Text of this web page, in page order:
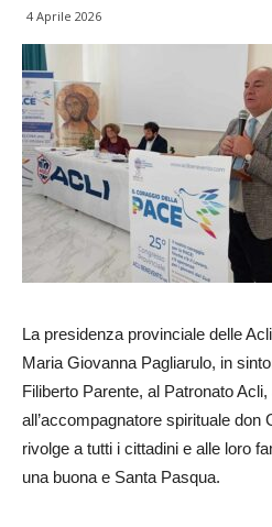
4 Aprile 2026
La presidenza provinciale delle
Maria Giovanna Pagliarulo, in
Filiberto Parente, al Patronato
all’accompagnatore spirituale don
rivolge a tutti i cittadini e alle loro
una buona e Santa Pasqua.